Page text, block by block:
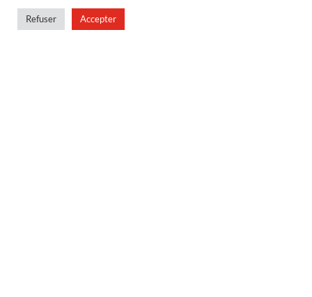
Politique de confidentialité
Conditions générales de vente
Refuser Accepter